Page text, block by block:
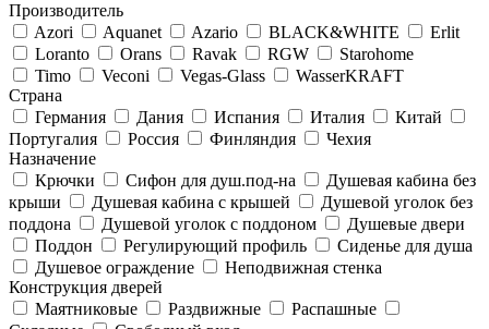
Производитель
Azori
Aquanet Azario BLACK&WHITE
Erlit
Loranto
Orans Ravak RGW
Starohome
Timo
Veconi Vegas-Glass
WasserKRAFT
Страна
Германия
Дания Испания Италия
Китай
Португалия
Россия Финляндия
Чехия
Назначение
Крючки
Сифон для душ.под-на
Душевая кабина без
крыши
Душевая кабина с крышей
Душевой уголок без
поддона
Душевой уголок с поддоном
Душевые двери
Поддон
Регулирующий профиль
Сиденье для душа
Душевое ограждение
Неподвижная стенка
Конструкция дверей
Маятниковые
Раздвижные
Распашные